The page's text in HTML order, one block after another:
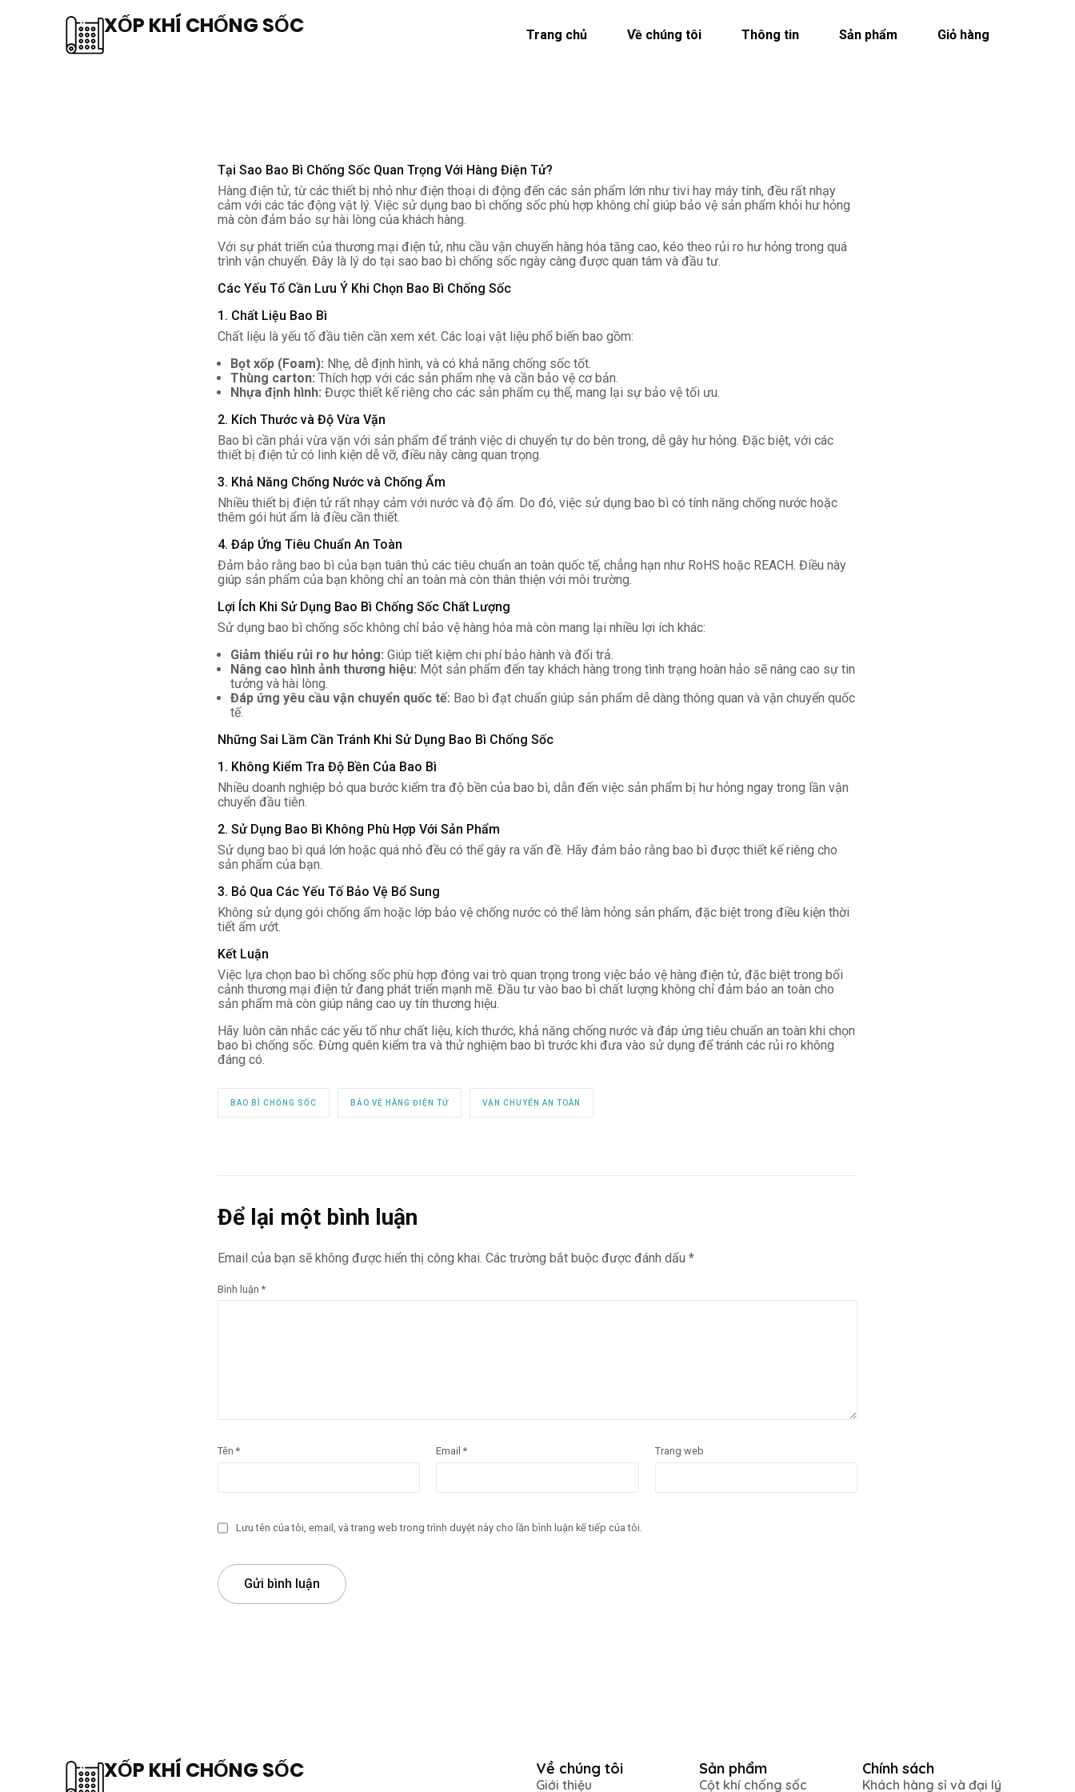
XỐP KHÍ CHỐNG SỐC Trang chủ Về chúng tôi Thông tin Sản phẩm Giỏ hàng
Tại Sao Bao Bì Chống Sốc Quan Trọng Với Hàng Điện Tử?
Hàng điện tử, từ các thiết bị nhỏ như điện thoại di động đến các sản phẩm lớn như tivi hay máy tính, đều rất nhạy
cảm với các tác động vật lý. Việc sử dụng bao bì chống sốc phù hợp không chỉ giúp bảo vệ sản phẩm khỏi hư hỏng
mà còn đảm bảo sự hài lòng của khách hàng.
Với sự phát triển của thương mại điện tử, nhu cầu vận chuyển hàng hóa tăng cao, kéo theo rủi ro hư hỏng trong quá
trình vận chuyển. Đây là lý do tại sao bao bì chống sốc ngày càng được quan tâm và đầu tư.
Các Yếu Tố Cần Lưu Ý Khi Chọn Bao Bì Chống Sốc
1. Chất Liệu Bao Bì
Chất liệu là yếu tố đầu tiên cần xem xét. Các loại vật liệu phổ biến bao gồm:
Bọt xốp (Foam): Nhẹ, dễ định hình, và có khả năng chống sốc tốt.
Thùng carton: Thích hợp với các sản phẩm nhẹ và cần bảo vệ cơ bản.
Nhựa định hình: Được thiết kế riêng cho các sản phẩm cụ thể, mang lại sự bảo vệ tối ưu.
2. Kích Thước và Độ Vừa Vặn
Bao bì cần phải vừa vặn với sản phẩm để tránh việc di chuyển tự do bên trong, dễ gây hư hỏng. Đặc biệt, với các
thiết bị điện tử có linh kiện dễ vỡ, điều này càng quan trọng.
3. Khả Năng Chống Nước và Chống Ẩm
Nhiều thiết bị điện tử rất nhạy cảm với nước và độ ẩm. Do đó, việc sử dụng bao bì có tính năng chống nước hoặc
thêm gói hút ẩm là điều cần thiết.
4. Đáp Ứng Tiêu Chuẩn An Toàn
Đảm bảo rằng bao bì của bạn tuân thủ các tiêu chuẩn an toàn quốc tế, chẳng hạn như RoHS hoặc REACH. Điều này
giúp sản phẩm của bạn không chỉ an toàn mà còn thân thiện với môi trường.
Lợi Ích Khi Sử Dụng Bao Bì Chống Sốc Chất Lượng
Sử dụng bao bì chống sốc không chỉ bảo vệ hàng hóa mà còn mang lại nhiều lợi ích khác:
Giảm thiểu rủi ro hư hỏng: Giúp tiết kiệm chi phí bảo hành và đổi trả.
Nâng cao hình ảnh thương hiệu: Một sản phẩm đến tay khách hàng trong tình trạng hoàn hảo sẽ nâng cao sự tin
tưởng và hài lòng.
Đáp ứng yêu cầu vận chuyển quốc tế: Bao bì đạt chuẩn giúp sản phẩm dễ dàng thông quan và vận chuyển quốc
tế.
Những Sai Lầm Cần Tránh Khi Sử Dụng Bao Bì Chống Sốc
1. Không Kiểm Tra Độ Bền Của Bao Bì
Nhiều doanh nghiệp bỏ qua bước kiểm tra độ bền của bao bì, dẫn đến việc sản phẩm bị hư hỏng ngay trong lần vận
chuyển đầu tiên.
2. Sử Dụng Bao Bì Không Phù Hợp Với Sản Phẩm
Sử dụng bao bì quá lớn hoặc quá nhỏ đều có thể gây ra vấn đề. Hãy đảm bảo rằng bao bì được thiết kế riêng cho
sản phẩm của bạn.
3. Bỏ Qua Các Yếu Tố Bảo Vệ Bổ Sung
Không sử dụng gói chống ẩm hoặc lớp bảo vệ chống nước có thể làm hỏng sản phẩm, đặc biệt trong điều kiện thời
tiết ẩm ướt.
Kết Luận
Việc lựa chọn bao bì chống sốc phù hợp đóng vai trò quan trọng trong việc bảo vệ hàng điện tử, đặc biệt trong bối
cảnh thương mại điện tử đang phát triển mạnh mẽ. Đầu tư vào bao bì chất lượng không chỉ đảm bảo an toàn cho
sản phẩm mà còn giúp nâng cao uy tín thương hiệu.
Hãy luôn cân nhắc các yếu tố như chất liệu, kích thước, khả năng chống nước và đáp ứng tiêu chuẩn an toàn khi chọn
bao bì chống sốc. Đừng quên kiểm tra và thử nghiệm bao bì trước khi đưa vào sử dụng để tránh các rủi ro không
đáng có.
BAO BÌ CHỐNG SỐC BẢO VỆ HÀNG ĐIỆN TỬ VẬN CHUYỂN AN TOÀN
Để lại một bình luận
Email của bạn sẽ không được hiển thị công khai. Các trường bắt buộc được đánh dấu *
Bình luận *
Tên * Email* Trang web
Lưu tên của tôi, email, và trang web trong trình duyệt này cho lần bình luận kế tiếp của tôi.
XỐP KHÍ CHỐNG SỐC Về chúng tôi
Giới thiệu
Sản phẩm
Cột khí chống sốc
Chính sách
Khách hàng sỉ và đại lý